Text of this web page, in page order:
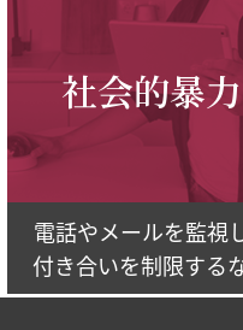
社会的暴力
電話やメールを監視
付き合いを制限する